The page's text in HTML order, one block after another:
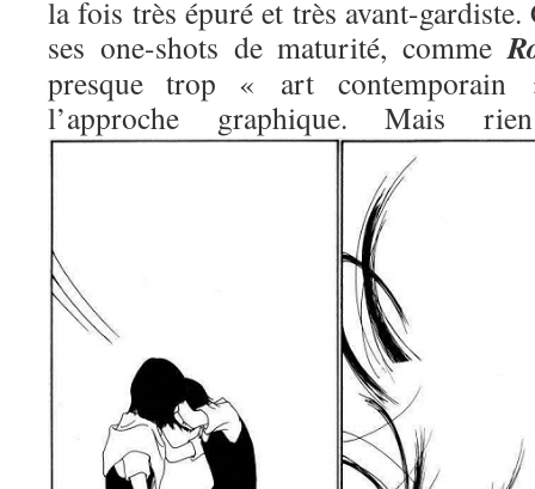
la fois très épuré et très avant-
ses one-shots de maturité, comme
presque trop « art contemporain
l’approche graphique. Mais